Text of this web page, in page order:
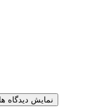
نمایش دیدگاه